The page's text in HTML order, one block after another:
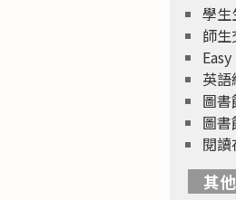
學生
師生
英語
圖書
圖
閱
其